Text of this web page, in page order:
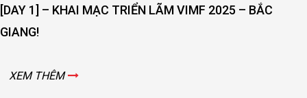
[DAY 1] – KHAI MẠC TRIỂN LÃM VIMF 2025 – BẮC
GIANG!
XEM THÊM